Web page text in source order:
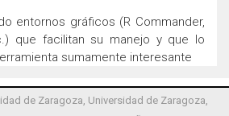
entornos gráficos (R Commander,
que facilitan su manejo y que lo
sumamente interesante
de Zaragoza, Universidad de Zaragoza,